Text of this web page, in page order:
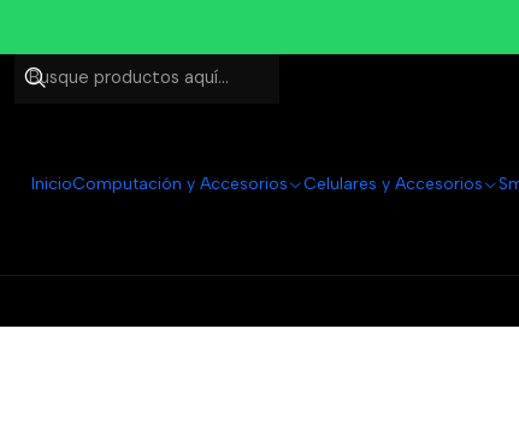
InicioComputación y Accesorios Celulares y Accesorios